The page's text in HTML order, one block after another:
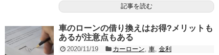
記事を読む
車のローンの借り換えはお得?メリットも
あるが注意点もある
2020/11/19 カーローン, 車, 金利